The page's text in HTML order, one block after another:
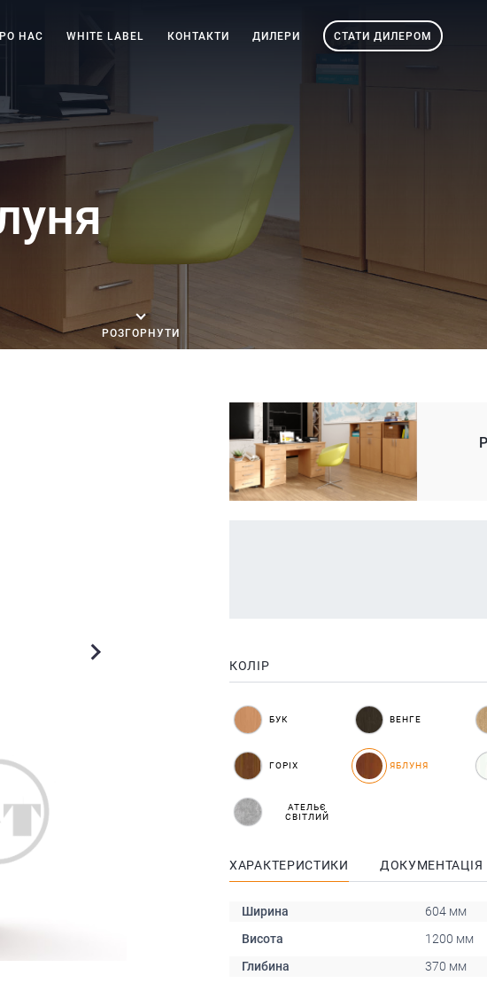
НАС WHITE LABEL КОНТАКТИ ДИЛЕРИ СТАТИ ДИЛЕРОМ
РОЗГОРНУТИ
КОЛІР
БУК ВЕНГЕ
ГОРІХ ЯБЛУНЯ
АТЕЛЬЄ
СВІТЛИЙ
ХАРАКТЕРИСТИКИ ДОКУМЕНТАЦІЯ
Ширина
604 мм
Висота
1200 мм
Глибина
370 мм